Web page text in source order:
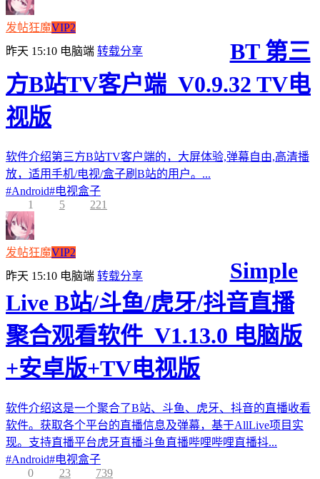
发帖狂魔VIP2
昨天 15:10 电脑端 转载分享
BT 第三
方B站TV客户端_V0.9.32 TV电
视版
软件介绍第三方B站TV客户端的，大屏体验,弹幕自由,高清播
放，适用手机/电视/盒子刷B站的用户。...
#Android#电视盒子
1
5 221
发帖狂魔VIP2
昨天 15:10 电脑端 转载分享
Simple
Live B站/斗鱼/虎牙/抖音直播
聚合观看软件_V1.13.0 电脑版
+安卓版+TV电视版
软件介绍这是一个聚合了B站、斗鱼、虎牙、抖音的直播收看
软件。获取各个平台的直播信息及弹幕，基于AllLive项目实
现。支持直播平台虎牙直播斗鱼直播哔哩哔哩直播抖...
#Android#电视盒子
0
23 739